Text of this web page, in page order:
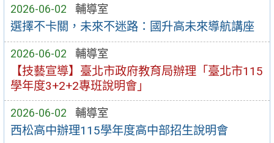
2026-06-02 輔導室
選擇不卡關，未來不迷路：國升高未來導航講座
2026-06-02 輔導室
【技藝宣導】臺北市政府教育局辦理「臺北市115
學年度3+2+2專班說明會」
2026-06-02 輔導室
西松高中辦理115學年度高中部招生說明會